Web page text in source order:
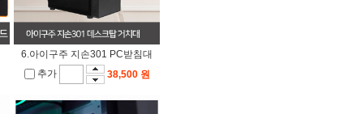
6.아이구주 지손301 PC받침대
추가
38,500 원